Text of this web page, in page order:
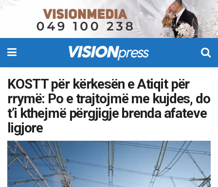
KOSTT për kërkesën e Atiqit për
rrymë: Po e trajtojmë me kujdes, do
t’i kthejmë përgjigje brenda afateve
ligjore